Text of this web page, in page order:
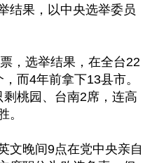
结果，以中央选举委员
，选举结果，在全台22
而4年前拿下13县市。
桃园、台南2席，连高
。
文晚间9点在党中央亲自